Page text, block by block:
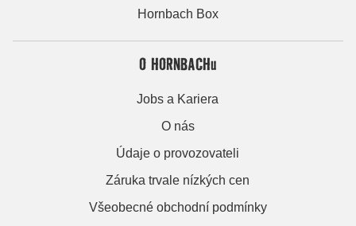
Hornbach Box
O HORNBACHu
Jobs a Kariera
O nás
Údaje o provozovateli
Záruka trvale nízkých cen
Všeobecné obchodní podmínky